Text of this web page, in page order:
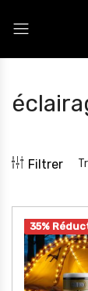
Filtrer
35%